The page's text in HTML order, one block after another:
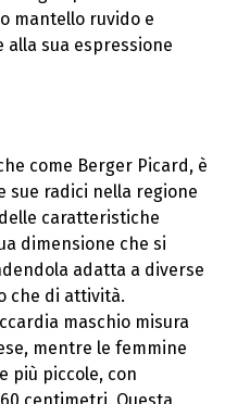
mantello ruvido e
sua espressione
come Berger Picard, è
sue radici nella regione
caratteristiche
dimensione che si
adatta a diverse
che di attività.
maschio misura
mentre le femmine
più piccole, con